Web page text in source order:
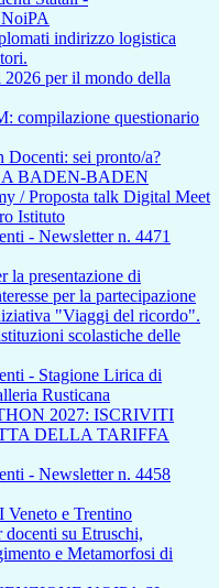
indirizzo logistica
per il mondo della
compilazione questionario
Docenti: sei pronto/a?
A BADEN-BADEN
/ Proposta talk Digital Meet
Istituto
- Newsletter n. 4471
la presentazione di
per la partecipazione
"Viaggi del ricordo".
scolastiche delle
- Stagione Lirica di
Rusticana
2027: ISCRIVITI
DELLA TARIFFA
- Newsletter n. 4458
e Trentino
su Etruschi,
e Metamorfosi di